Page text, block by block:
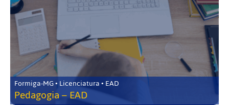
Formiga-MG • Licenciatura • EAD
Pedagogia – EAD